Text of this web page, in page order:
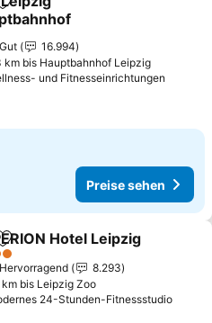
Zu Favoriten hinzufügen
sehen
Gut
16.994
km bis Hauptbahnhof Leipzig
und Fitnesseinrichtungen
Preise sehen
Zu Favoriten hinzufügen
Hotel Leipzig
Hervorragend
8.293
km bis Leipzig Zoo
24-Stunden-Fitnessstudio